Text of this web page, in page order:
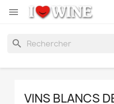

search
VINS BLANCS